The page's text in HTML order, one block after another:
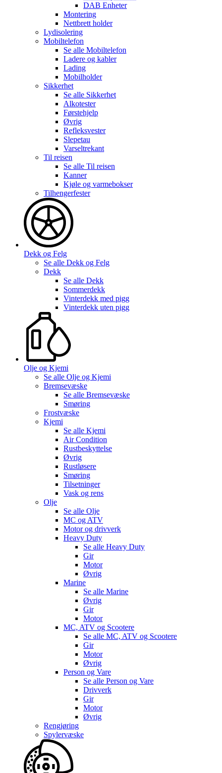
DAB Enheter
Montering
Nettbrett holder
Lydisolering
Mobiltelefon
Se alle Mobiltelefon
Ladere og kabler
Lading
Mobilholder
Sikkerhet
Se alle Sikkerhet
Alkotester
Førstehjelp
Øvrig
Refleksvester
Slepetau
Varseltrekant
Til reisen
Se alle Til reisen
Kanner
Kjøle og varmebokser
Tilhengerfester
Dekk og Felg
Se alle Dekk og Felg
Dekk
Se alle Dekk
Sommerdekk
Vinterdekk med pigg
Vinterdekk uten pigg
Olje og Kjemi
Se alle Olje og Kjemi
Bremsevæske
Se alle Bremsevæske
Smøring
Frostvæske
Kjemi
Se alle Kjemi
Air Condition
Rustbeskyttelse
Øvrig
Rustløsere
Smøring
Tilsetninger
Vask og rens
Olje
Se alle Olje
MC og ATV
Motor og drivverk
Heavy Duty
Se alle Heavy Duty
Gir
Motor
Øvrig
Marine
Se alle Marine
Øvrig
Gir
Motor
MC, ATV og Scootere
Se alle MC, ATV og Scootere
Gir
Motor
Øvrig
Person og Vare
Se alle Person og Vare
Drivverk
Gir
Motor
Øvrig
Rengjøring
Spylervæske